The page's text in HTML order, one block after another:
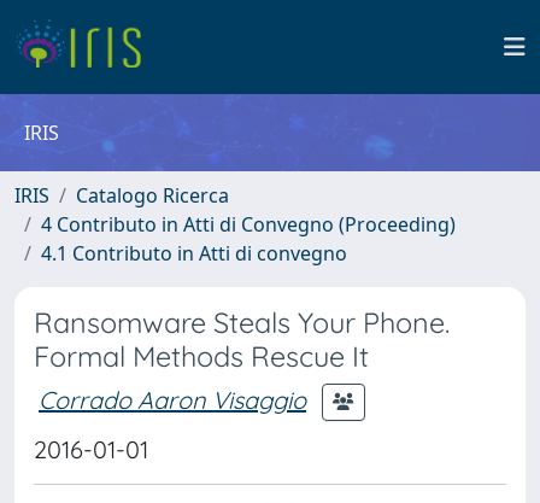
IRIS
IRIS
Catalogo Ricerca
4 Contributo in Atti di Convegno (Proceeding)
4.1 Contributo in Atti di convegno
Ransomware Steals Your Phone.
Formal Methods Rescue It
Corrado Aaron Visaggio
2016-01-01